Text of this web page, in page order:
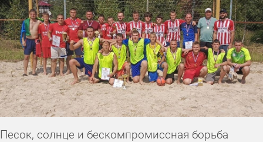
Песок, солнце и бескомпромиссная борьба